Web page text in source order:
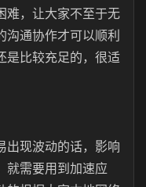
难，让大家不至于无
通协作才可以顺利
是比较充足的，很适
出现波动的话，影响
就需要用到加速应